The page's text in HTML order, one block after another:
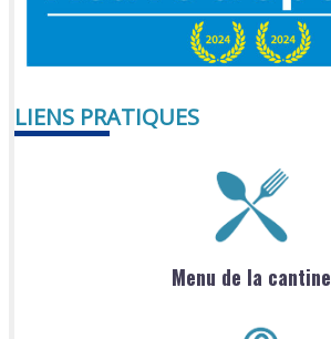
LIENS PRATIQUES
Menu de la cantine